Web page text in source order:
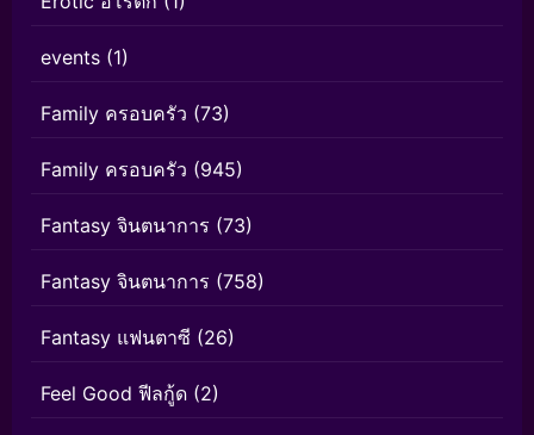
events (1)
Family ครอบครัว (73)
Family ครอบครัว (945)
Fantasy จินตนาการ (73)
Fantasy จินตนาการ (758)
Fantasy แฟนตาซี (26)
Feel Good ฟีลกู้ด (2)